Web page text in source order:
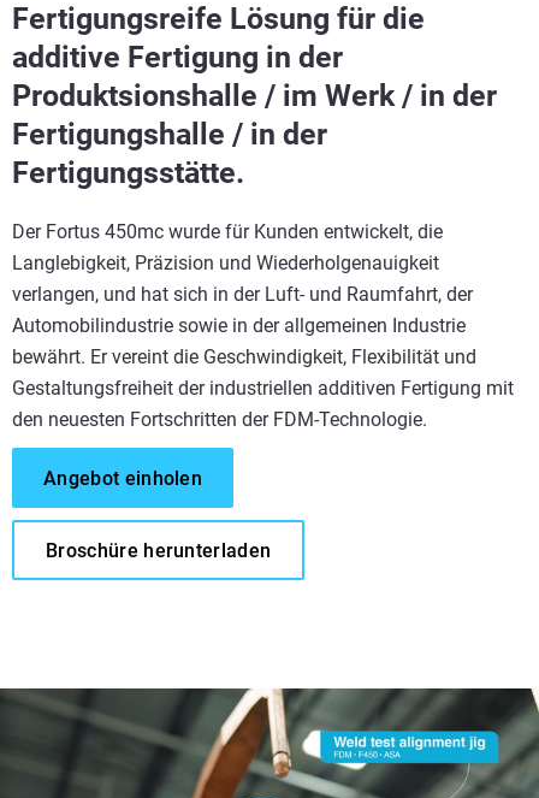
Fertigungsreife Lösung für die
additive Fertigung in der
Produktsionshalle / im Werk / in der
Fertigungshalle / in der
Fertigungsstätte.
Der Fortus 450mc wurde für Kunden entwickelt, die
Langlebigkeit, Präzision und Wiederholgenauigkeit
verlangen, und hat sich in der Luft- und Raumfahrt, der
Automobilindustrie sowie in der allgemeinen Industrie
bewährt. Er vereint die Geschwindigkeit, Flexibilität und
Gestaltungsfreiheit der industriellen additiven Fertigung mit
den neuesten Fortschritten der FDM-Technologie.
Angebot einholen
Broschüre herunterladen